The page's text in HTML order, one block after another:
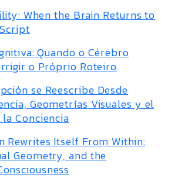
When the Brain Returns to
Quando o Cérebro
o Próprio Roteiro
se Reescribe Desde
Geometrías Visuales y el
Conciencia
Rewrites Itself From Within:
Geometry, and the